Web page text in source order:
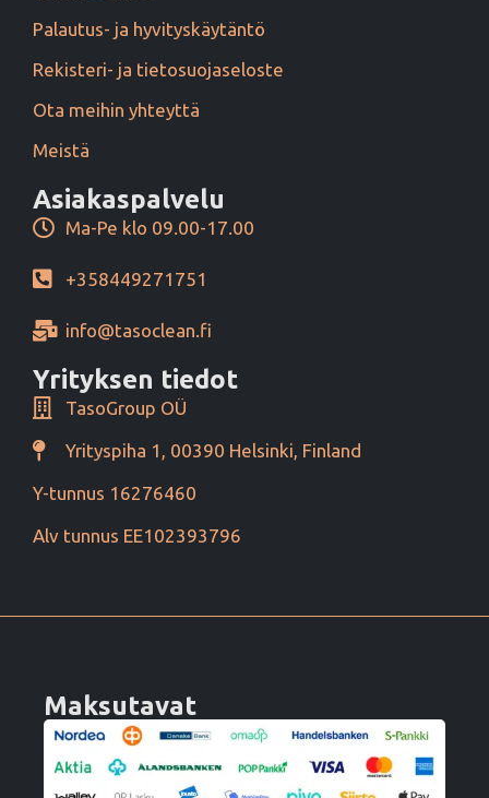
Palautus- ja hyvityskäytäntö
Rekisteri- ja tietosuojaseloste
Ota meihin yhteyttä
Meistä
Asiakaspalvelu
Ma-Pe klo 09.00-17.00
+358449271751
info@tasoclean.fi
Yrityksen tiedot
TasoGroup OÜ
Yrityspiha 1, 00390 Helsinki, Finland
Y-tunnus 16276460
Alv tunnus EE102393796
Maksutavat